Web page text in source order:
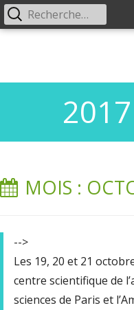
contenu
CJEVL
Comité de jumelage
Menu
MOIS :
-->
Les 19, 20 et 21
centre scientifique de
sciences de Paris et